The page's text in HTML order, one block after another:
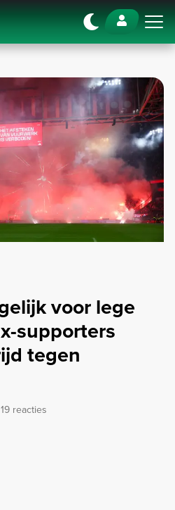
voor lege
supporters
tegen
19 reacties